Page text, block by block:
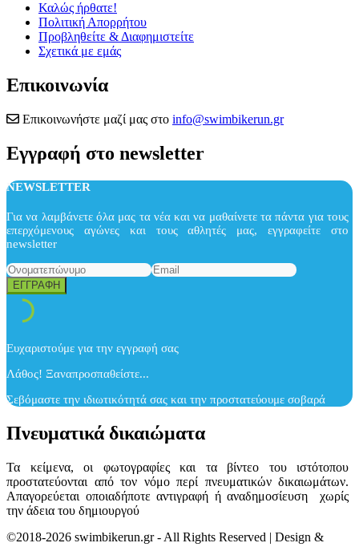
Καλώς ήρθατε!
Πολιτική Απορρήτου
Προβληθείτε & Διαφημιστείτε
Σχετικά με εμάς
Επικοινωνία
Επικοινωνήστε μαζί μας στο info@swimbikerun.gr
Εγγραφή στο newsletter
NEWSLETTER
Για να λαμβάνετε όλα μας τα νέα και να μαθαίνετε τα πάντα για τους
επερχόμενους αγώνες και τους αθλητές μας, εγγραφείτε στο
newsletter
Ευχαριστούμε για την εγγραφή σας
Λάθος! Ξαναπροσπαθείστε...
Σεβόμαστε την ιδιωτικότητά σας και την προστατεύουμε σοβαρά
Πνευματικά δικαιώματα
Τα κείμενα, οι φωτογραφίες και τα βίντεο του ιστότοπου
προστατεύονται από τον νόμο περί πνευματικών δικαιωμάτων.
Απαγορεύεται οποιαδήποτε αντιγραφή ή αναδημοσίευση χωρίς
την άδεια του δημιουργού
©2018-2026 swimbikerun.gr - All Rights Reserved | Design &